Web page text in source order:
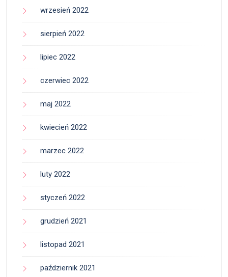
wrzesień 2022
sierpień 2022
lipiec 2022
czerwiec 2022
maj 2022
kwiecień 2022
marzec 2022
luty 2022
styczeń 2022
grudzień 2021
listopad 2021
październik 2021